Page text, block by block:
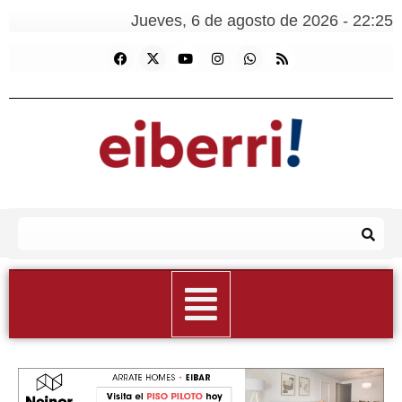
Jueves, 6 de agosto de 2026 - 22:25